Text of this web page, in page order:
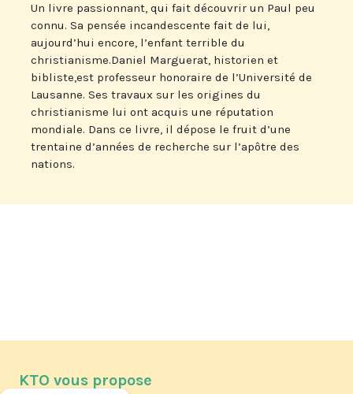
Un livre passionnant, qui fait découvrir un Paul peu
connu. Sa pensée incandescente fait de lui,
aujourd’hui encore, l’enfant terrible du
christianisme.Daniel Marguerat, historien et
bibliste,est professeur honoraire de l’Université de
Lausanne. Ses travaux sur les origines du
christianisme lui ont acquis une réputation
mondiale. Dans ce livre, il dépose le fruit d’une
trentaine d’années de recherche sur l’apôtre des
nations.
KTO vous propose